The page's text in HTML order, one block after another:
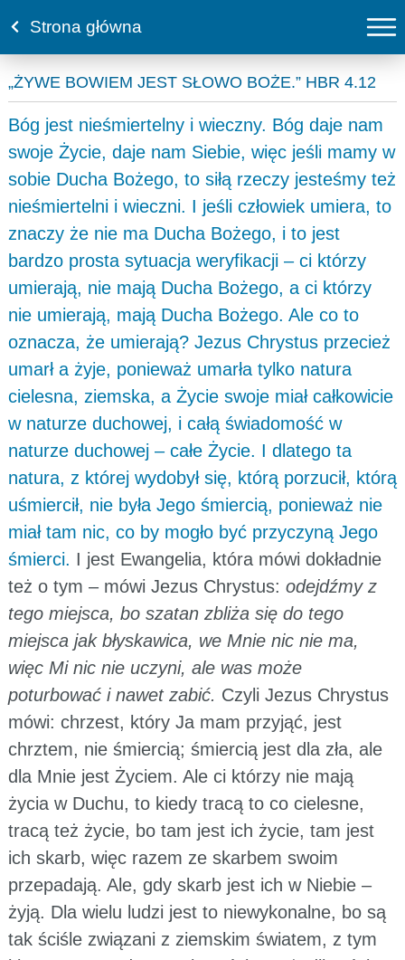
Strona główna
„ŻYWE BOWIEM JEST SŁOWO BOŻE.” HBR 4.12
Bóg jest nieśmiertelny i wieczny. Bóg daje nam
swoje Życie, daje nam Siebie, więc jeśli mamy w
sobie Ducha Bożego, to siłą rzeczy jesteśmy też
nieśmiertelni i wieczni. I jeśli człowiek umiera, to
znaczy że nie ma Ducha Bożego, i to jest
bardzo prosta sytuacja weryfikacji – ci którzy
umierają, nie mają Ducha Bożego, a ci którzy
nie umierają, mają Ducha Bożego. Ale co to
oznacza, że umierają? Jezus Chrystus przecież
umarł a żyje, ponieważ umarła tylko natura
cielesna, ziemska, a Życie swoje miał całkowicie
w naturze duchowej, i całą świadomość w
naturze duchowej – całe Życie. I dlatego ta
natura, z której wydobył się, którą porzucił, którą
uśmiercił, nie była Jego śmiercią, ponieważ nie
miał tam nic, co by mogło być przyczyną Jego
śmierci. I jest Ewangelia, która mówi dokładnie
też o tym – mówi Jezus Chrystus: odejdźmy z
tego miejsca, bo szatan zbliża się do tego
miejsca jak błyskawica, we Mnie nic nie ma,
więc Mi nic nie uczyni, ale was może
poturbować i nawet zabić. Czyli Jezus Chrystus
mówi: chrzest, który Ja mam przyjąć, jest
chrztem, nie śmiercią; śmiercią jest dla zła, ale
dla Mnie jest Życiem. Ale ci którzy nie mają
życia w Duchu, to kiedy tracą to co cielesne,
tracą też życie, bo tam jest ich życie, tam jest
ich skarb, więc razem ze skarbem swoim
przepadają. Ale, gdy skarb jest ich w Niebie –
żyją. Dla wielu ludzi jest to niewykonalne, bo są
tak ściśle związani z ziemskim światem, z tym